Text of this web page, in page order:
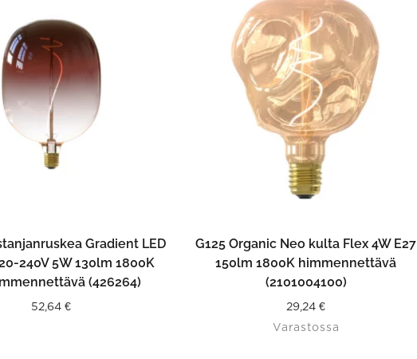
OSTOSKORIINGradient LED
240V 5W 130lm 1800K
(426264)
52,64€
LISÄÄ OSTOSKORIIN
G125 Organic Neo kulta Flex 4W E27
150lm 1800K himmennettävä
(2101004100)
29,24€
Varastossa